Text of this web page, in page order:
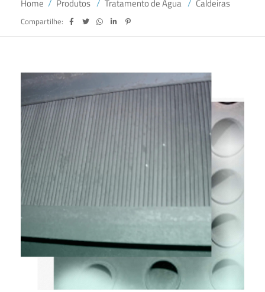
Home Produtos Tratamento de Água Caldeiras
Compartilhe: